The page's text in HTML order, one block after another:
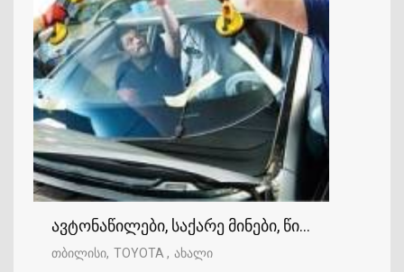
ავტონაწილები, საქარე მინები, წინა საქარე
თბილისი TOYOTA ახალი